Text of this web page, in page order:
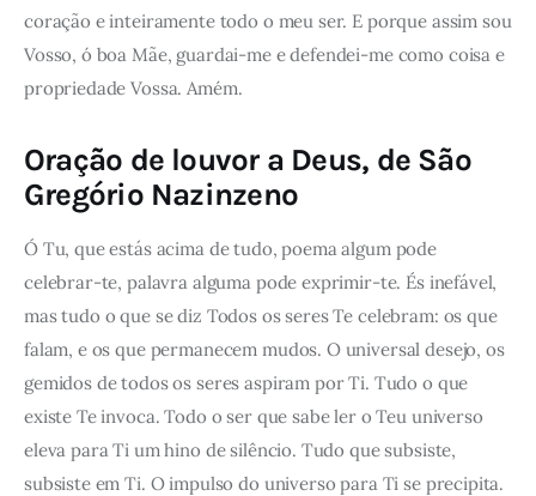
coração e inteiramente todo o meu ser. E porque assim sou
Vosso, ó boa Mãe, guardai-me e defendei-me como coisa e
propriedade Vossa. Amém.
Oração de louvor a Deus, de São
Gregório Nazinzeno
Ó Tu, que estás acima de tudo, poema algum pode
celebrar-te, palavra alguma pode exprimir-te. És inefável,
mas tudo o que se diz Todos os seres Te celebram: os que
falam, e os que permanecem mudos. O universal desejo, os
gemidos de todos os seres aspiram por Ti. Tudo o que
existe Te invoca. Todo o ser que sabe ler o Teu universo
eleva para Ti um hino de silêncio. Tudo que subsiste,
subsiste em Ti. O impulso do universo para Ti se precipita.